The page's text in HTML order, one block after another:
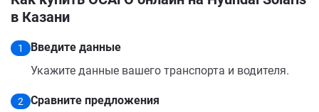
в Казани
1
Введите данные
Укажите данные вашего транспорта и водителя.
2
Сравните предложения